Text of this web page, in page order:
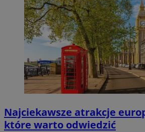
Najciekawsze atrakcje
które warto odwiedzić